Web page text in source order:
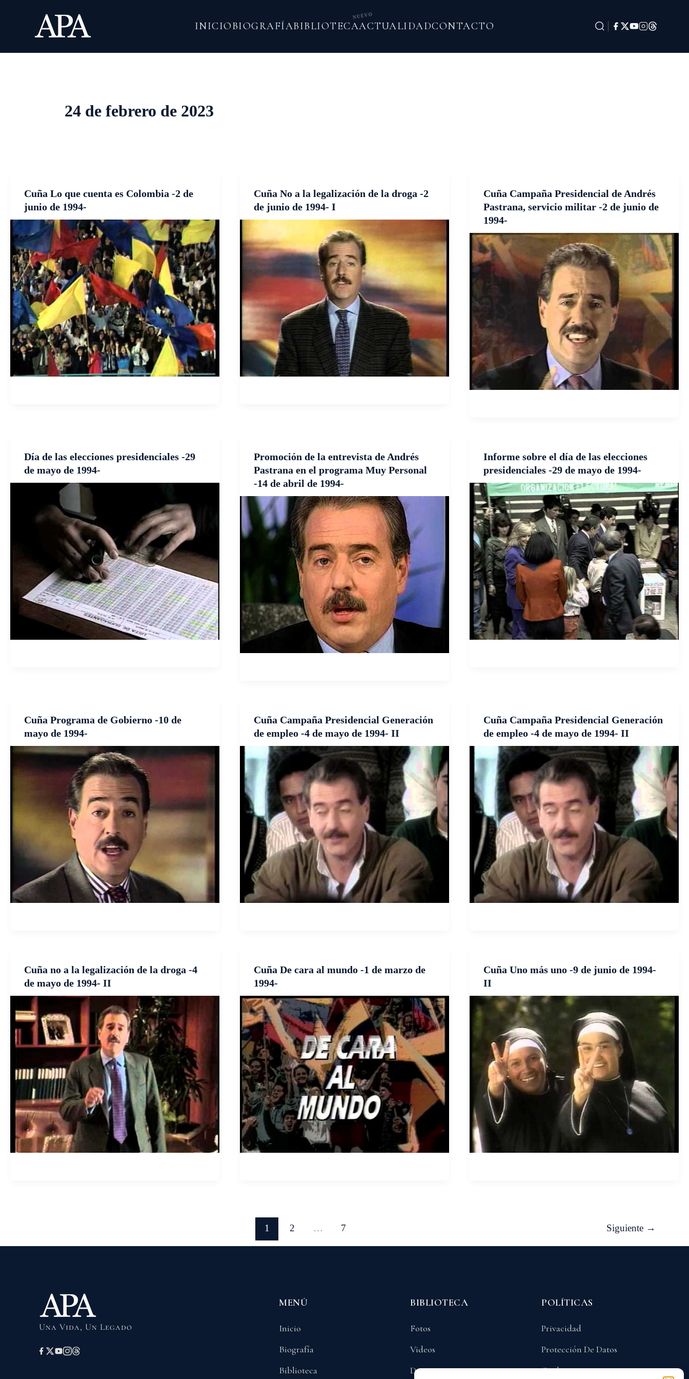
contenido
INICIOBIOGRAFÍABIBLIOTECA
NUEVO
ACTUALIDADCONTACTO
24 de febrero de 2023
Cuña Lo que cuenta es Colombia -2 de
junio de 1994-
Cuña No a la legalización de la droga -2
de junio de 1994- I
Cuña Campaña Presidencial de Andrés
Pastrana, servicio militar -2 de junio de
1994-
Día de las elecciones presidenciales -29
de mayo de 1994-
Promoción de la entrevista de Andrés
Pastrana en el programa Muy Personal
-14 de abril de 1994-
Informe sobre el día de las elecciones
presidenciales -29 de mayo de 1994-
Cuña Programa de Gobierno -10 de
mayo de 1994-
Cuña Campaña Presidencial Generación
de empleo -4 de mayo de 1994- II
Cuña Campaña Presidencial Generación
de empleo -4 de mayo de 1994- II
Cuña no a la legalización de la droga -4
de mayo de 1994- II
Cuña De cara al mundo -1 de marzo de
1994-
Cuña Uno más uno -9 de junio de 1994-
II
1 2 … 7 Siguiente →
Una Vida, Un Legado
MENÚ
Inicio
Biografía
Biblioteca
BIBLIOTECA
Fotos
Videos
Documentos
POLÍTICAS
Privacidad
Protección De Datos
Cookies